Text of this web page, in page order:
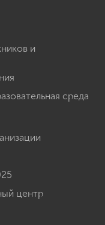
и
среда
центр